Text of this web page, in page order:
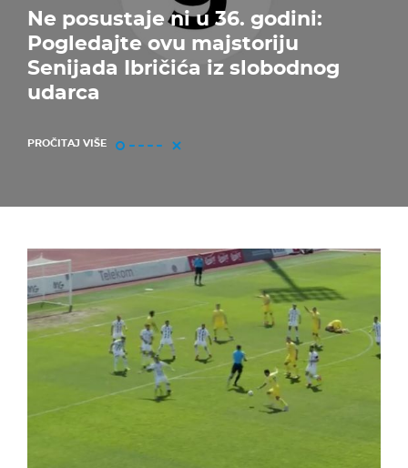
Ne posustaje ni u 36. godini:
Pogledajte ovu majstoriju
Senijada Ibričića iz slobodnog
udarca
PROČITAJ VIŠE